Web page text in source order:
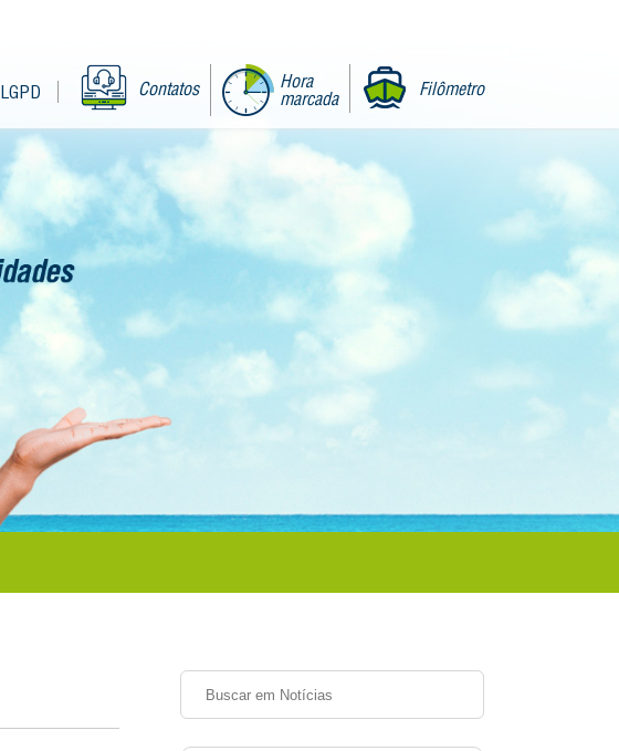
Contatos
Hora
marcada
Filômetro
LGPD